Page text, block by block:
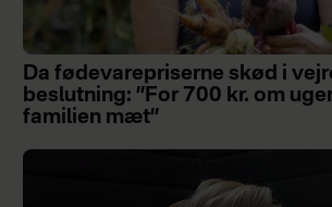
Da fødevarepriserne skød i
beslutning: ”For 700 kr. om
familien mæt”